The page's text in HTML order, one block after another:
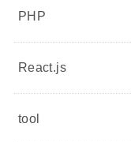
PHP
React.js
tool